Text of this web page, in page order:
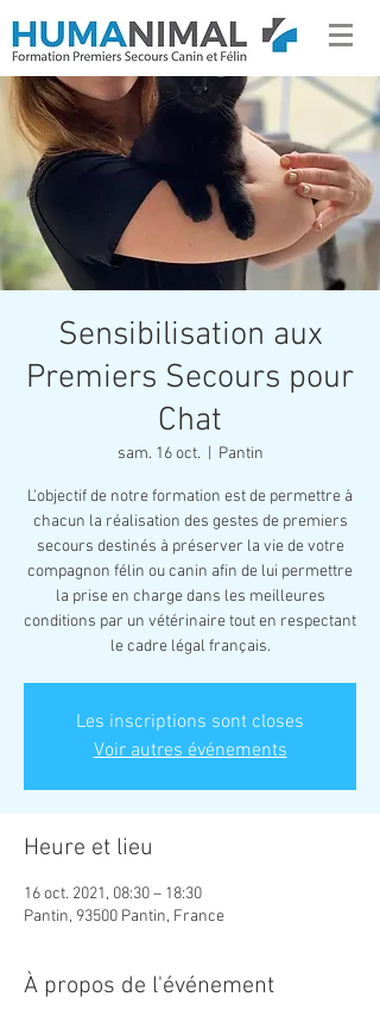
Sensibilisation aux
Premiers Secours pour
Chat
sam. 16 oct. Pantin
L'objectif de notre formation est de permettre à
chacun la réalisation des gestes de premiers
secours destinés à préserver la vie de votre
compagnon félin ou canin afin de lui permettre
la prise en charge dans les meilleures
conditions par un vétérinaire tout en respectant
le cadre légal français.
Les inscriptions sont closes
Voir autres événements
Heure et lieu
16 oct. 2021, 08:30 – 18:30
Pantin, 93500 Pantin, France
À propos de l'événement